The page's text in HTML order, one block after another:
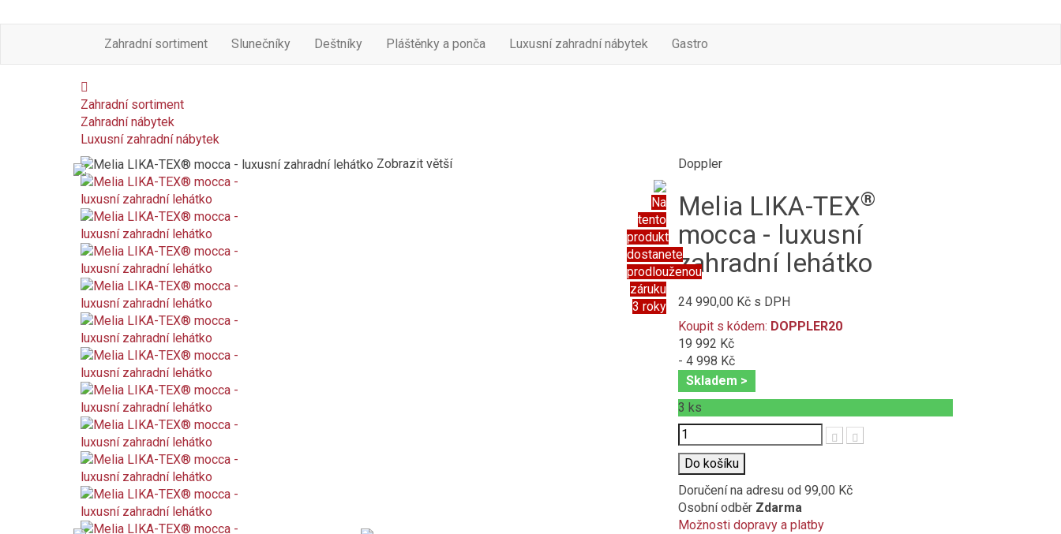
Zahradní sortiment Slunečníky Deštníky Pláštěnky a ponča Luxusní zahradní nábytek Gastro
Zahradní sortiment
Zahradní nábytek
Luxusní zahradní nábytek
Na
tento
produkt
dostanete
prodlouženou
záruku
3 roky
Zobrazit větší Doppler
Melia LIKA-TEX®
mocca - luxusní
zahradní lehátko
24 990,00 Kčs DPH
Koupit s kódem: DOPPLER20
19 992 Kč
- 4 998 Kč
Skladem >
3 ks
Počet
Do košíku
Doručení na adresu od 99,00 Kč
Osobní odběr Zdarma
Možnosti dopravy a platby